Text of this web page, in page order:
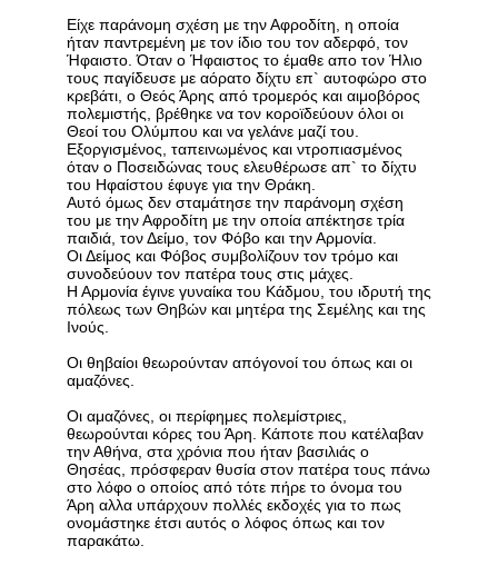
Είχε παράνομη σχέση με την Αφροδίτη, η οποία
ήταν παντρεμένη με τον ίδιο του τον αδερφό, τον
Ήφαιστο. Όταν ο Ήφαιστος το έμαθε απο τον Ήλιο
τους παγίδευσε με αόρατο δίχτυ επ` αυτοφώρο στο
κρεβάτι, ο Θεός Άρης από τρομερός και αιμοβόρος
πολεμιστής, βρέθηκε να τον κοροϊδεύουν όλοι οι
Θεοί του Ολύμπου και να γελάνε μαζί του.
Εξοργισμένος, ταπεινωμένος και ντροπιασμένος
όταν ο Ποσειδώνας τους ελευθέρωσε απ` το δίχτυ
του Ηφαίστου έφυγε για την Θράκη.
Αυτό όμως δεν σταμάτησε την παράνομη σχέση
του με την Αφροδίτη με την οποία απέκτησε τρία
παιδιά, τον Δείμο, τον Φόβο και την Αρμονία.
Οι Δείμος και Φόβος συμβολίζουν τον τρόμο και
συνοδεύουν τον πατέρα τους στις μάχες.
Η Αρμονία έγινε γυναίκα του Κάδμου, του ιδρυτή της
πόλεως των Θηβών και μητέρα της Σεμέλης και της
Ινούς.
Οι θηβαίοι θεωρούνταν απόγονοί του όπως και οι
αμαζόνες.
Οι αμαζόνες, οι περίφημες πολεμίστριες,
θεωρούνται κόρες του Άρη. Κάποτε που κατέλαβαν
την Αθήνα, στα χρόνια που ήταν βασιλιάς ο
Θησέας, πρόσφεραν θυσία στον πατέρα τους πάνω
στο λόφο ο οποίος από τότε πήρε το όνομα του
Άρη αλλα υπάρχουν πολλές εκδοχές για το πως
ονομάστηκε έτσι αυτός ο λόφος όπως και τον
παρακάτω.